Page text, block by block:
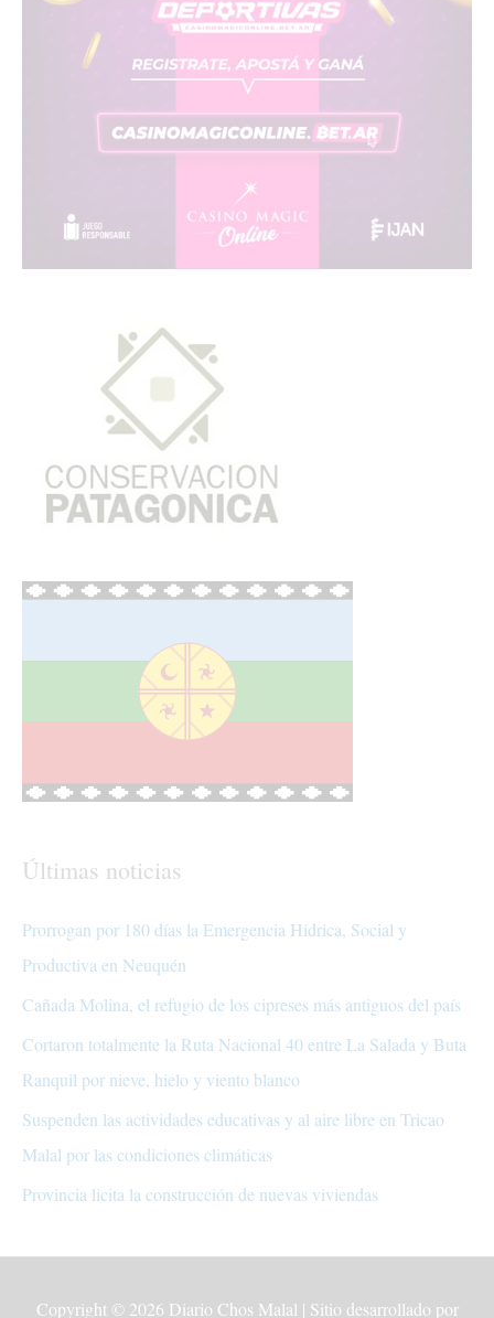
Últimas noticias
Prorrogan por 180 días la Emergencia Hídrica, Social y
Productiva en Neuquén
Cañada Molina, el refugio de los cipreses más antiguos del país
Cortaron totalmente la Ruta Nacional 40 entre La Salada y Buta
Ranquil por nieve, hielo y viento blanco
Suspenden las actividades educativas y al aire libre en Tricao
Malal por las condiciones climáticas
Provincia licita la construcción de nuevas viviendas
Copyright © 2026 Diario Chos Malal | Sitio desarrollado por